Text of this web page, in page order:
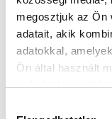
megosztjuk az Ön
adatait, akik
adatokkal,
Ön által használt
weboldalon való